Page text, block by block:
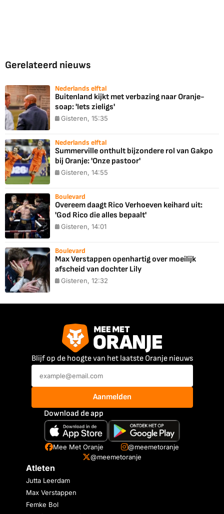
Gerelateerd nieuws
Nederlands elftal
Buitenland kijkt met verbazing naar Oranje-
soap: 'Iets zieligs'
Gisteren, 15:35
Nederlands elftal
Summerville onthult bijzondere rol van Gakpo
bij Oranje: 'Onze pastoor'
Gisteren, 14:55
Boulevard
Overeem daagt Rico Verhoeven keihard uit:
'God Rico die alles bepaalt'
Gisteren, 14:01
Boulevard
Max Verstappen openhartig over moeilijk
afscheid van dochter Lily
Gisteren, 12:32
Blijf op de hoogte van het laatste Oranje nieuws
Aanmelden
Download de app
Mee Met Oranje
@meemetoranje
@meemetoranje
Atleten
Jutta Leerdam
Max Verstappen
Femke Bol